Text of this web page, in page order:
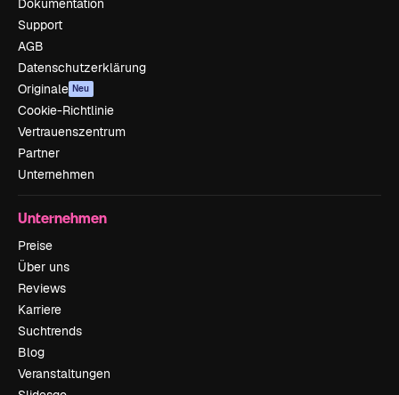
Dokumentation
Support
AGB
Datenschutzerklärung
Originale Neu
Cookie-Richtlinie
Vertrauenszentrum
Partner
Unternehmen
Unternehmen
Preise
Über uns
Reviews
Karriere
Suchtrends
Blog
Veranstaltungen